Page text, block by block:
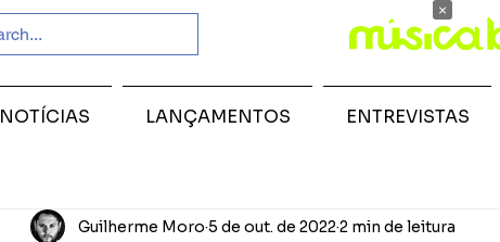
Guilherme Moro 5 de out. de 2022 2 min de leitura
NOTÍCIAS LANÇAMENTOS ENTREVISTAS
×